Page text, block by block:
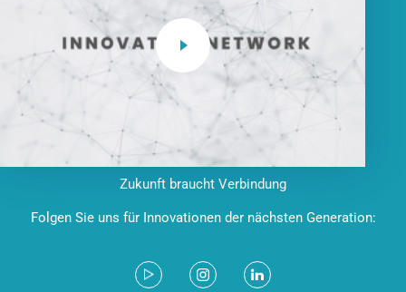
Zukunft braucht Verbindung
Folgen Sie uns für Innovationen der nächsten Generation: